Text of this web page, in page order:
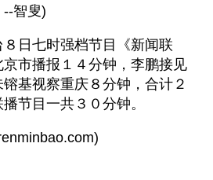
智叟)
日七时强档节目《新闻联
市播报１４分钟，李鹏接见
基视察重庆８分钟，合计２
节目一共３０分钟。